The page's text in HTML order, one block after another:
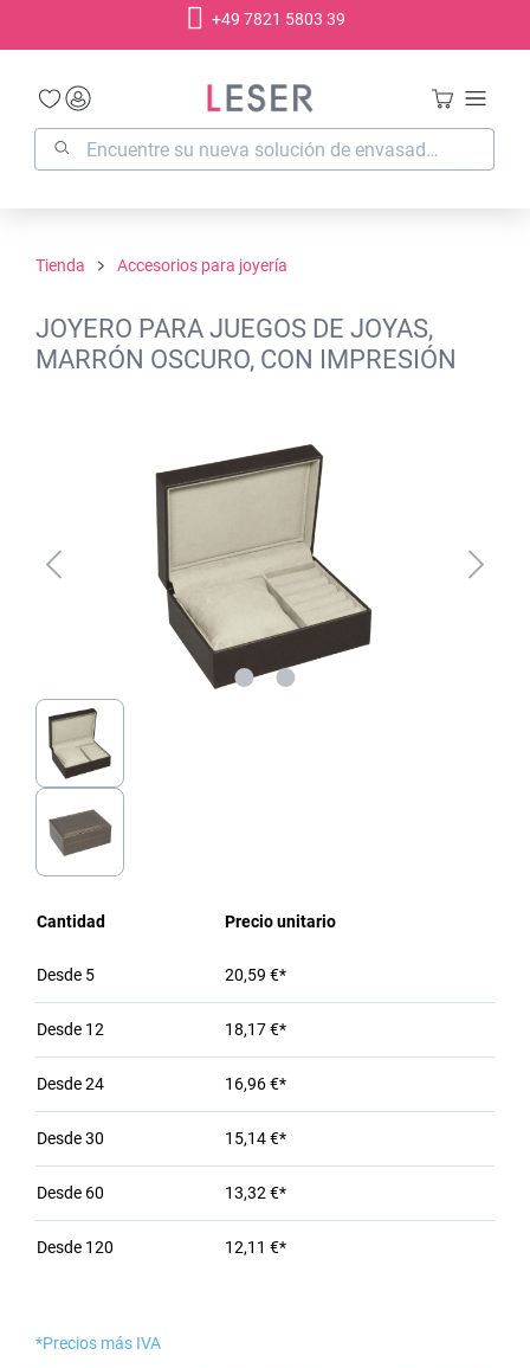
+49 7821 5803 39
Tienda Accesorios para joyería
JOYERO PARA JUEGOS DE JOYAS,
MARRÓN OSCURO, CON IMPRESIÓN
Cantidad Precio unitario
Desde 5 20,59 €*
Desde 12 18,17 €*
Desde24 16,96 €*
Desde30 15,14 €*
Desde 60 13,32 €*
Desde 120 12,11 €*
*Precios más IVA